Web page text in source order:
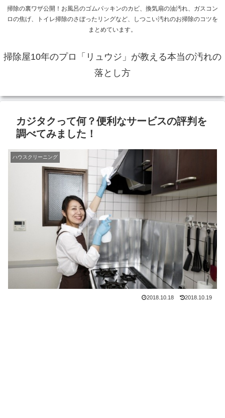
掃除の裏ワザ公開！お風呂のゴムパッキンのカビ、換気扇の油汚れ、ガスコン
ロの焦げ、トイレ掃除のさぼったリングなど、しつこい汚れのお掃除のコツを
まとめています。
掃除屋10年のプロ「リュウジ」が教える本当の汚れの
落とし方
カジタクって何？便利なサービスの評判を
調べてみました！
ハウスクリーニング
2018.10.18 2018.10.19